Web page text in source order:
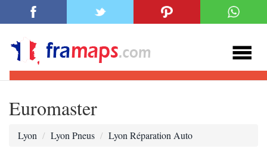
Euromaster
Lyon Lyon Pneus Lyon Réparation Auto